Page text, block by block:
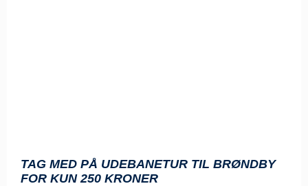
TAG MED PÅ UDEBANETUR TIL BRØNDBY
FOR KUN 250 KRONER